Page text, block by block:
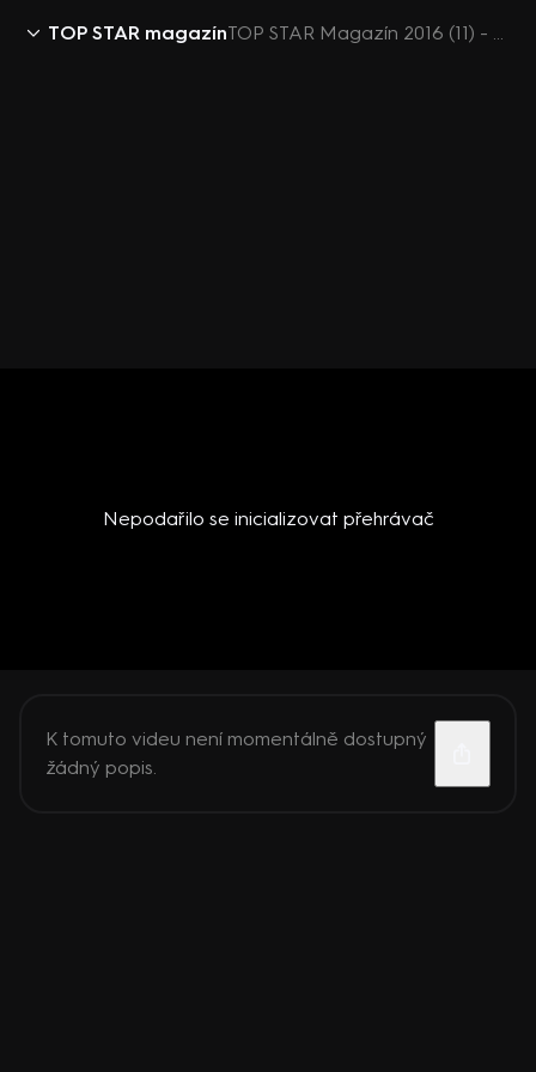
TOP STAR magazín TOP STAR Magazín 2016 (11) - New Elements
Nepodařilo se inicializovat přehrávač
K tomuto videu není momentálně dostupný
žádný popis.